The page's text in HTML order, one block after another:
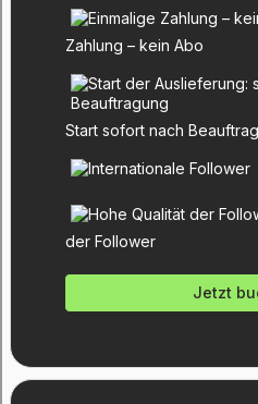
Zahlung – kein Abo
Start sofort nach
der Follower
Jetzt